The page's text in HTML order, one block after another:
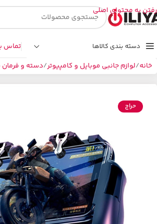
رفتن به محتوای اصلی
دسته بندی کالاها تماس
خانه لوازم جانبی موبایل و کامپیوتر دسته و فرمان
حراج